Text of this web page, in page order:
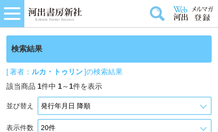
検索結果
[ 著者： ルカ・トゥリン]の検索結果
該当商品 1件中 1～ 1件を表示
並び替え
表示件数